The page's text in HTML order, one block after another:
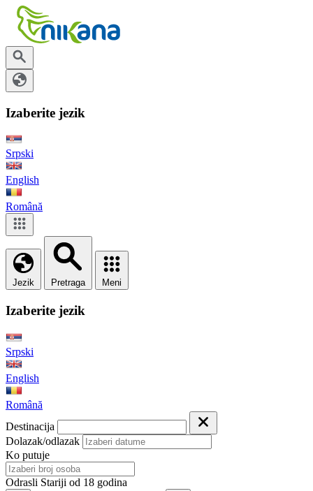
Izaberite jezik
Srpski
English
Română
Jezik Pretraga Meni
Izaberite jezik
Srpski
English
Română
Destinacija
Dolazak/odlazak
Ko putuje
Odrasli Stariji od 18 godina